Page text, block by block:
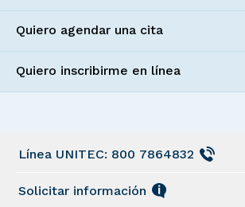
Quiero agendar una cita
Quiero inscribirme en línea
Línea UNITEC: 800 7864832
Solicitar información